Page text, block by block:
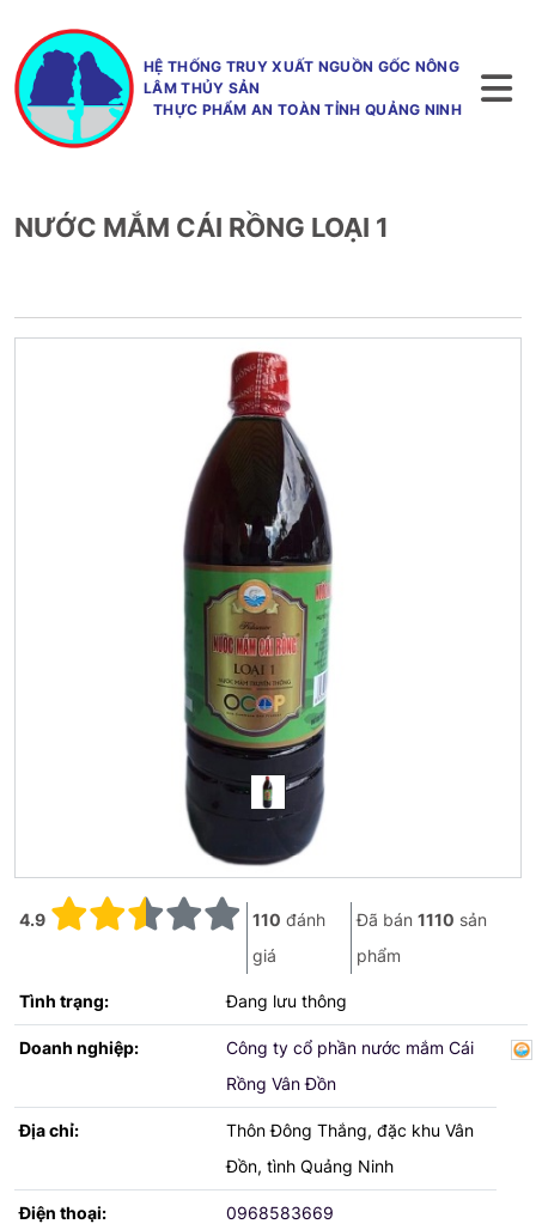
HỆ THỐNG TRUY XUẤT NGUỒN GỐC NÔNG
LÂM THỦY SẢN
THỰC PHẨM AN TOÀN TỈNH QUẢNG NINH
NƯỚC MẮM CÁI RỒNG LOẠI 1
4.9 110 đánh
giá
Đã bán1110 sản
phẩm
Tình trạng: Đang lưu thông
Doanh nghiệp:
Công ty cổ phần nước mắm Cái
Rồng Vân Đồn
Địa chỉ:
Thôn Đông Thắng, đặc khu Vân
Đồn, tình Quảng Ninh
Điện thoại: 0968583669